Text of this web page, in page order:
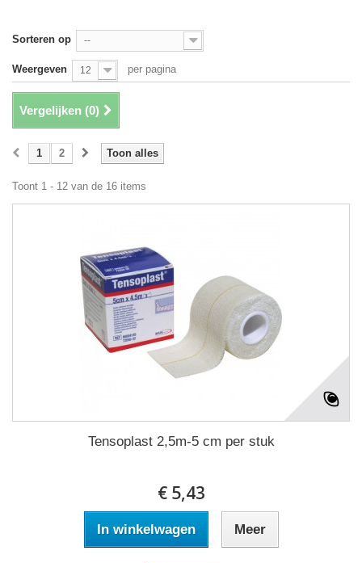
Sorteren op --
Weergeven 12 per pagina
Vergelijken (0)
Toon alles
1 2
Toont 1 - 12 van de 16 items
Tensoplast 2,5m-5 cm per stuk
€ 5,43
In winkelwagen Meer